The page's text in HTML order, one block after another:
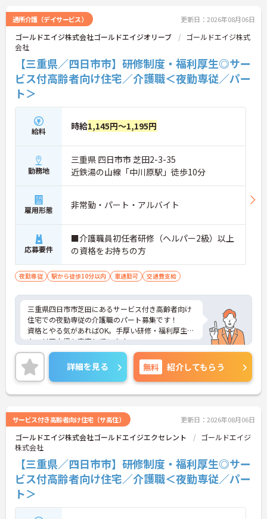
通所介護（デイサービス） 更新日：2026年08月06日
ゴールドエイジ株式会社ゴールドエイジオリーブ
ゴールドエイジ株式
会社
【三重県／四日市市】研修制度・福利厚生◎サー
ビス付高齢者向け住宅／介護職＜夜勤専従／パー
ト＞
給料 時給1,145円～1,195円
勤務地
三重県 四日市市 芝田2-3-35
近鉄湯の山線「中川原駅」徒歩10分
雇用形態 非常勤・パート・アルバイト
応募要件
■介護職員初任者研修（ヘルパー2級）以上
の資格をお持ちの方
夜勤専従 駅から徒歩10分以内 車通勤可 交通費支給
三重県四日市市芝田にあるサービス付き高齢者向け
住宅での夜勤専従の介護職のパート募集です！
資格とやる気があればOK。手厚い研修・福利厚生で
キャリア支援も充実しています。
週1～2日の勤務でプライベートとの両立や、Wワー
クも相談可能です。
利用者様の笑顔のために一所懸命になれる方・チー
ム連携を大切に勤務出来る方を歓迎しています。
ご興味がある方は、ご面接のポイントをお伝えしま
詳細を見る 無料 紹介してもらう
サービス付き高齢者向け住宅（サ高住） 更新日：2026年08月06日
ゴールドエイジ株式会社ゴールドエイジエクセレント
ゴールドエイジ
株式会社
【三重県／四日市市】研修制度・福利厚生◎サー
ビス付高齢者向け住宅／介護職＜夜勤専従／パー
ト＞